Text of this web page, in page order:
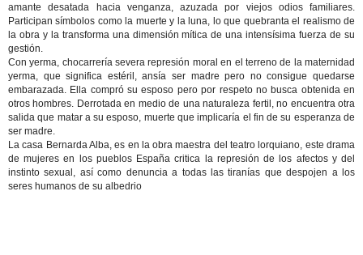
amante desatada hacia venganza, azuzada por viejos odios familiares.
Participan símbolos como la muerte y la luna, lo que quebranta el realismo de
la obra y la transforma una dimensión mítica de una intensísima fuerza de su
gestión.
Con yerma, chocarrería severa represión moral en el terreno de la maternidad
yerma, que significa estéril, ansía ser madre pero no consigue quedarse
embarazada. Ella compró su esposo pero por respeto no busca obtenida en
otros hombres. Derrotada en medio de una naturaleza fertil, no encuentra otra
salida que matar a su esposo, muerte que implicaría el fin de su esperanza de
ser madre.
La casa Bernarda Alba, es en la obra maestra del teatro lorquiano, este drama
de mujeres en los pueblos España critica la represión de los afectos y del
instinto sexual, así como denuncia a todas las tiranías que despojen a los
seres humanos de su albedrio